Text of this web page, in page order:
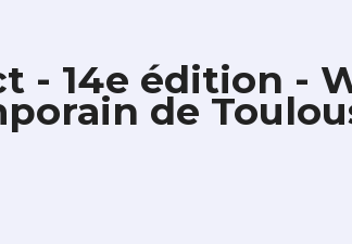
- 14e édition -
de